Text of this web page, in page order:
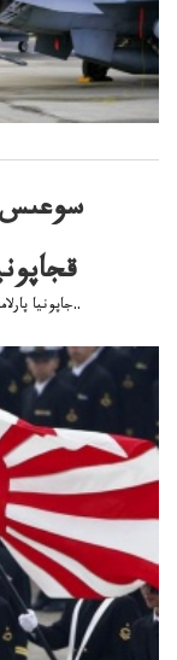
سوعىس
جاپونيا پارلامەپارلامەنتىنىڭى پالاتاسىنىڭ جوعارعىتارىجالپىحالىدەپۋتاتتارى..